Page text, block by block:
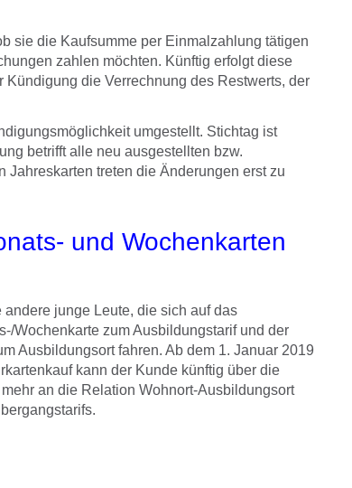
sie die Kaufsumme per Einmalzahlung tätigen
zahlen möchten. Künftig erfolgt diese
die Verrechnung des Restwerts, der
umgestellt. Stichtag ist
betrifft alle neu ausgestellten bzw.
treten die Änderungen erst zu
und Wochenkarten
junge Leute, die sich auf das
Wochenkarte zum Ausbildungstarif und der
Ausbildungsort fahren. Ab dem 1. Januar 2019
kann der Kunde künftig über die
an die Relation Wohnort-Ausbildungsort